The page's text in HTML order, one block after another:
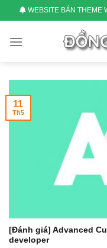
to
content
WEBSITE BÁN THEME
[Đánh giá] Advanced
developer
11
Th5